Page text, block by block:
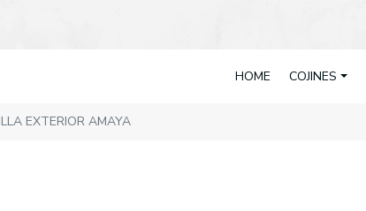
HOME COJINES
EXTERIOR AMAYA